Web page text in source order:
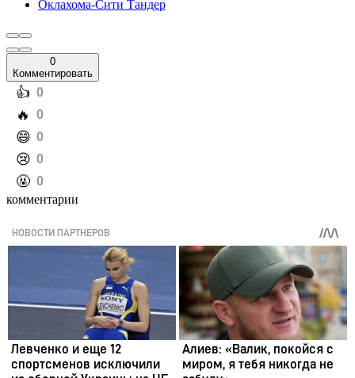
Оклахома-Сити Тандер
0
Комментировать
️👍 0
️🔥 0
️😄 0
️😢 0
️🤬 0
комментарии